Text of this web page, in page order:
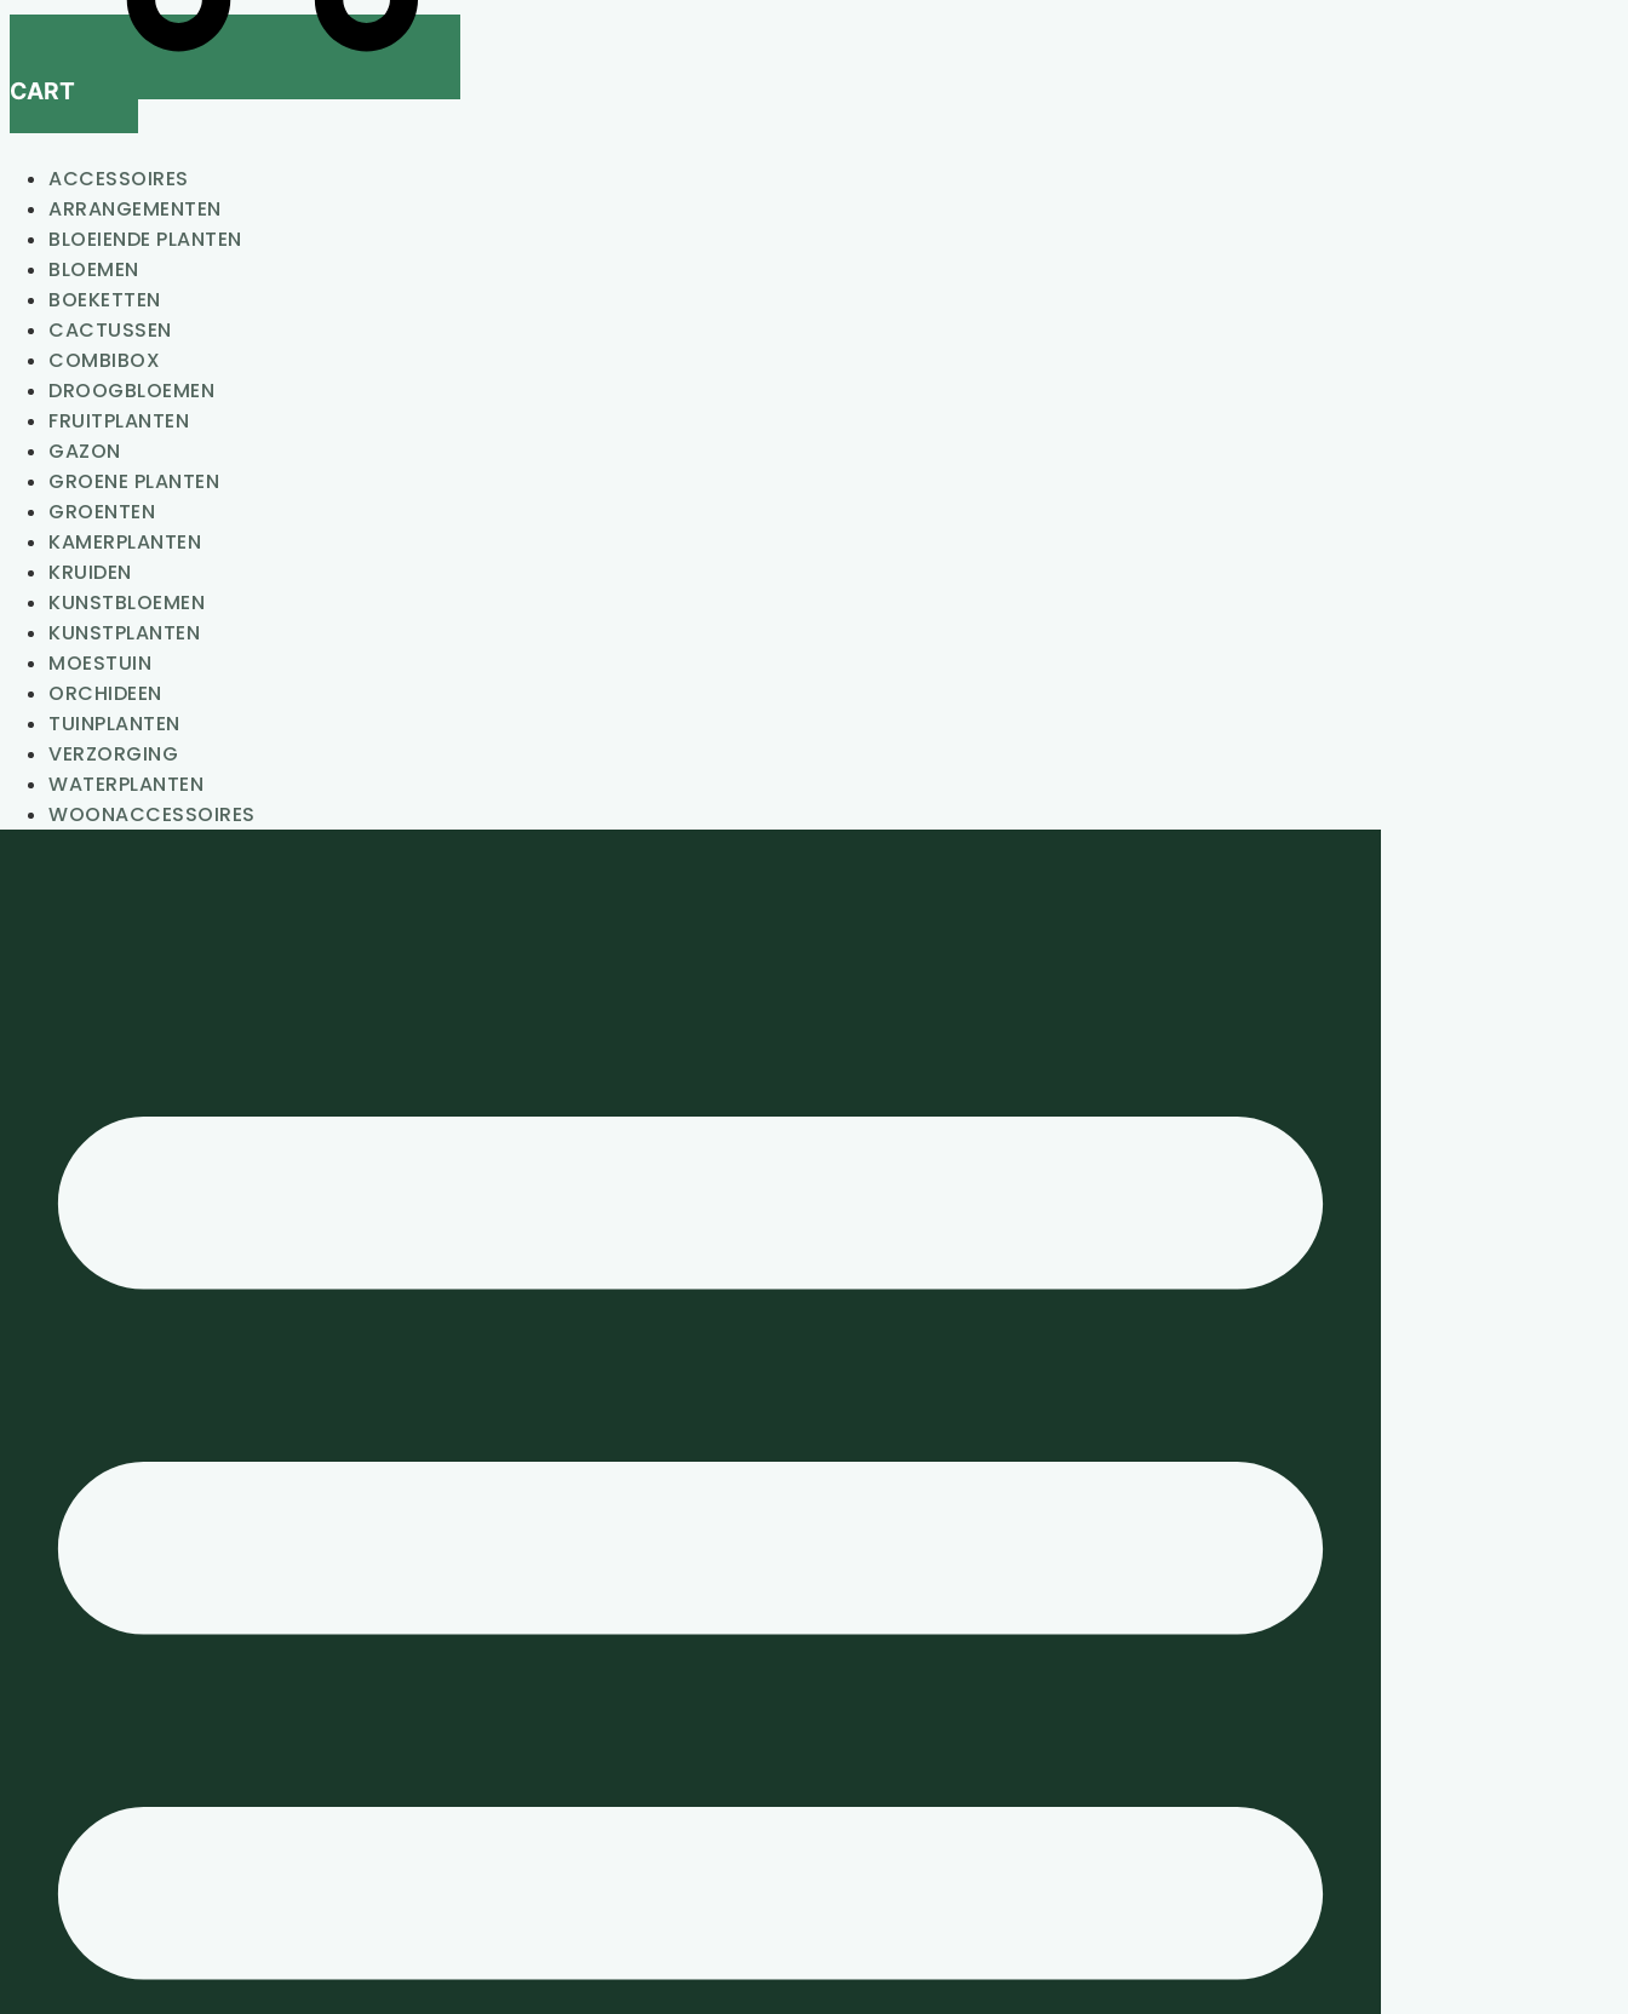
CART
ACCESSOIRES
ARRANGEMENTEN
BLOEIENDE PLANTEN
BLOEMEN
BOEKETTEN
CACTUSSEN
COMBIBOX
DROOGBLOEMEN
FRUITPLANTEN
GAZON
GROENE PLANTEN
GROENTEN
KAMERPLANTEN
KRUIDEN
KUNSTBLOEMEN
KUNSTPLANTEN
MOESTUIN
ORCHIDEEN
TUINPLANTEN
VERZORGING
WATERPLANTEN
WOONACCESSOIRES